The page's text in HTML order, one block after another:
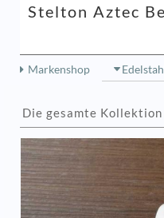
Stelton Aztec
Markenshop
Die gesamte